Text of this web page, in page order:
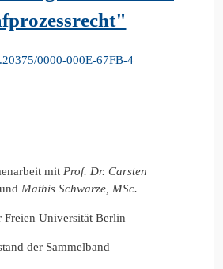
0000-000E-67FB-4
mit Prof. Dr. Carsten
und Mathis Schwarze, MSc.
Freien Universität Berlin
der Sammelband